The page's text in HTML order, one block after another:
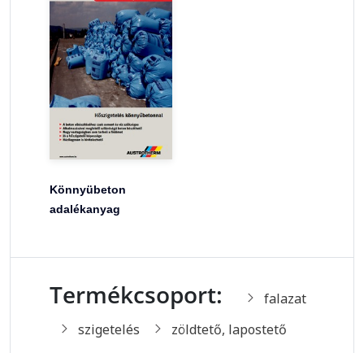
Könnyübeton
adalékanyag
Termékcsoport:
falazat
szigetelés
zöldtető, lapostető